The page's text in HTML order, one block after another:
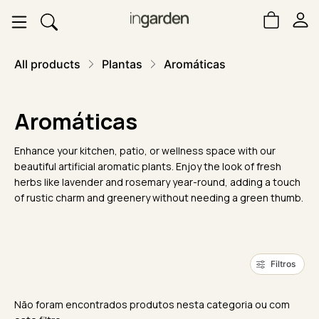
All products Plantas Aromáticas
Aromáticas
Enhance your kitchen, patio, or wellness space with our
beautiful artificial aromatic plants. Enjoy the look of fresh
herbs like lavender and rosemary year-round, adding a touch
of rustic charm and greenery without needing a green thumb.
Filtros
Não foram encontrados produtos nesta categoria ou com